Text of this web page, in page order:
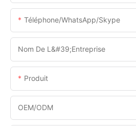
Téléphone/WhatsApp/Skype
Nom De L&#39;entreprise
Produit
OEM/ODM